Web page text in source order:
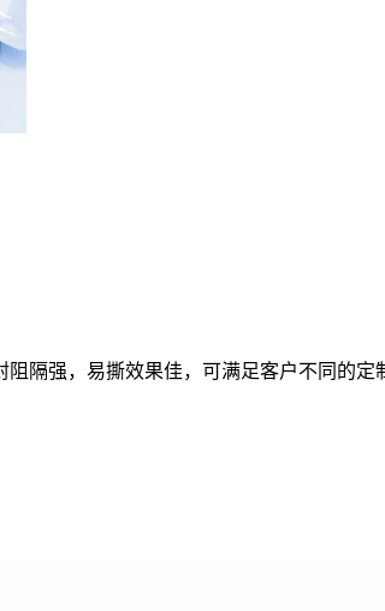
隔强，易撕效果佳，可满足客户不同的定